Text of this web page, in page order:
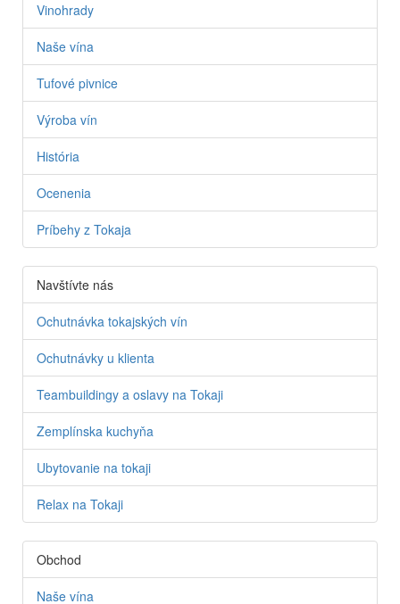
Vinohrady
Naše vína
Tufové pivnice
Výroba vín
História
Ocenenia
Príbehy z Tokaja
Navštívte nás
Ochutnávka tokajských vín
Ochutnávky u klienta
Teambuildingy a oslavy na Tokaji
Zemplínska kuchyňa
Ubytovanie na tokaji
Relax na Tokaji
Obchod
Naše vína